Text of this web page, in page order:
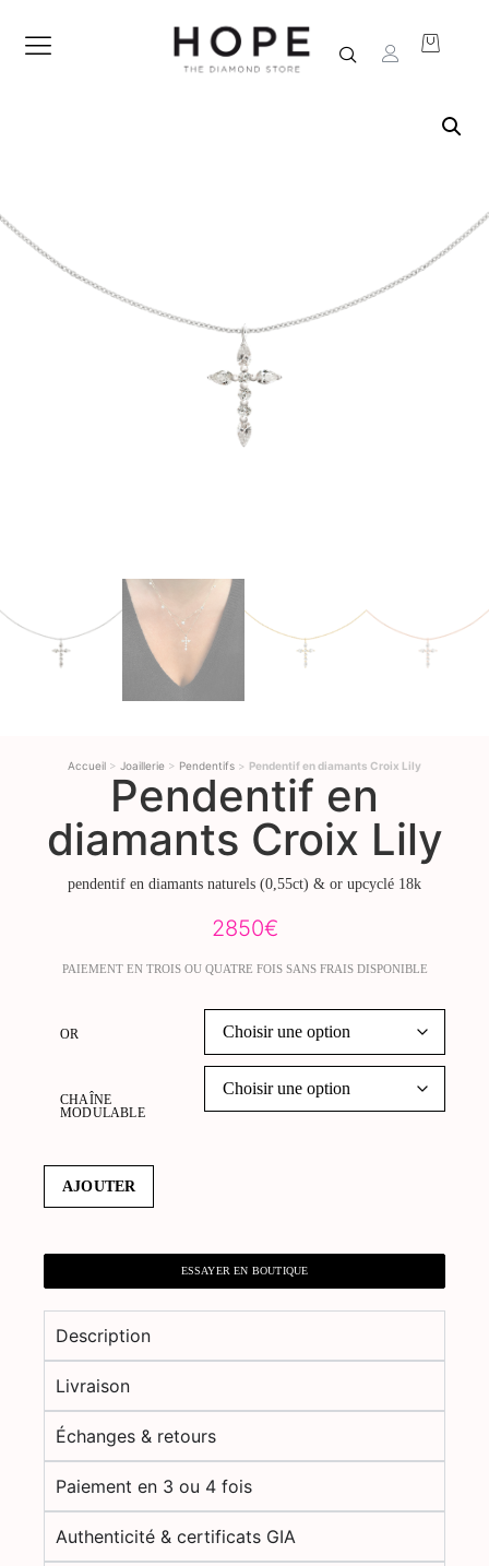
Accueil > Joaillerie > Pendentifs > Pendentif en diamants Croix Lily
Pendentif en
diamants Croix Lily
pendentif en diamants naturels (0,55ct) & or upcyclé 18k
2850€
PAIEMENT EN TROIS OU QUATRE FOIS SANS FRAIS DISPONIBLE
OR
CHAÎNE
MODULABLE
AJOUTER
ESSAYER EN BOUTIQUE
Description
Livraison
Échanges & retours
Paiement en 3 ou 4 fois
Authenticité & certificats GIA